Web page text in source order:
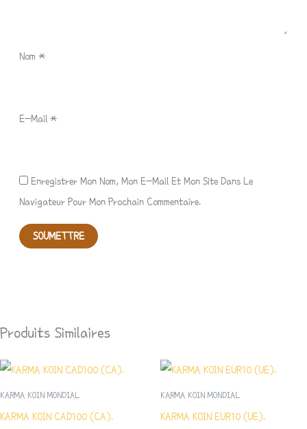
Nom*
E-Mail*
Enregistrer Mon Nom, Mon E-Mail Et Mon Site Dans Le
Navigateur Pour Mon Prochain Commentaire.
Produits Similaires
KARMA KOIN MONDIAL
KARMA KOIN CAD100 (CA).
KARMA KOIN MONDIAL
KARMA KOIN EUR10 (UE).